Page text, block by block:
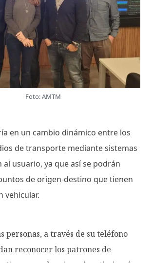
Foto: AMTM
en un cambio dinámico entre los
de transporte mediante sistemas
usuario, ya que así se podrán
de origen-destino que tienen
vehicular.
personas, a través de su teléfono
reconocer los patrones de